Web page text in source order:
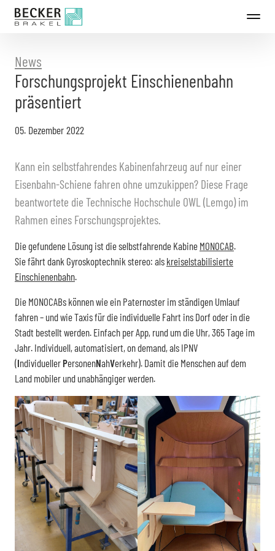
Direkt
News
Forschungsprojekt Einschienenbahn
präsentiert
05. Dezember 2022
Kann ein selbstfahrendes Kabinenfahrzeug auf nur einer
Eisenbahn-Schiene fahren ohne umzukippen? Diese Frage
beantwortete die Technische Hochschule OWL (Lemgo) im
Rahmen eines Forschungsprojektes.
Die gefundene Lösung ist die selbstfahrende Kabine MONOCAB.
Sie fährt dank Gyroskoptechnik stereo: als kreiselstabilisierte
Einschienenbahn.
Die MONOCABs können wie ein Paternoster im ständigen Umlauf
fahren – und wie Taxis für die individuelle Fahrt ins Dorf oder in die
Stadt bestellt werden. Einfach per App, rund um die Uhr, 365 Tage im
Jahr. Individuell, automatisiert, on demand, als IPNV
(Individueller PersonenNahVerkehr). Damit die Menschen auf dem
Land mobiler und unabhängiger werden.